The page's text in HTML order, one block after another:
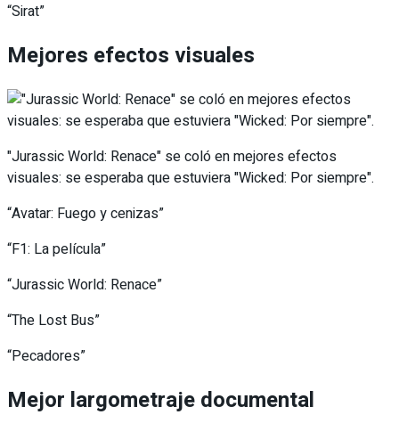
“Sirat”
Mejores efectos visuales
"Jurassic World: Renace" se coló en mejores efectos
visuales: se esperaba que estuviera "Wicked: Por siempre".
“Avatar: Fuego y cenizas”
“F1: La película”
“Jurassic World: Renace”
“The Lost Bus”
“Pecadores”
Mejor largometraje documental